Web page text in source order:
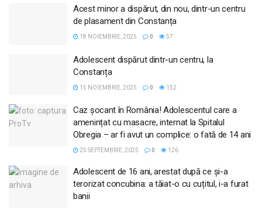
Acest minor a dispărut, din nou, dintr-un centru
de plasament din Constanța
18 NOIEMBRIE, 2025 0 57
Adolescent dispărut dintr-un centru, la
Constanța
15 NOIEMBRIE, 2025 0 152
Caz șocant în România! Adolescentul care a
amenințat cu masacre, internat la Spitalul
Obregia – ar fi avut un complice: o fată de 14 ani
25 SEPTEMBRIE, 2025 0 126
Adolescent de 16 ani, arestat după ce și-a
terorizat concubina: a tăiat-o cu cuțitul, i-a furat
banii